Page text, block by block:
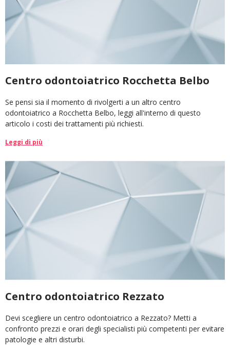
Centro odontoiatrico Rocchetta Belbo
Se pensi sia il momento di rivolgerti a un altro centro
odontoiatrico a Rocchetta Belbo, leggi all'interno di questo
articolo i costi dei trattamenti più richiesti.
Leggi di più
Centro odontoiatrico Rezzato
Devi scegliere un centro odontoiatrico a Rezzato? Metti a
confronto prezzi e orari degli specialisti più competenti per evitare
patologie e altri disturbi.